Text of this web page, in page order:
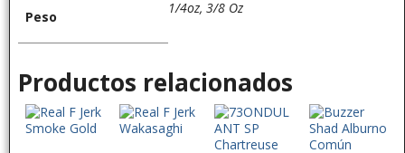
Peso
1/4oz, 3/8 Oz
Productos relacionados